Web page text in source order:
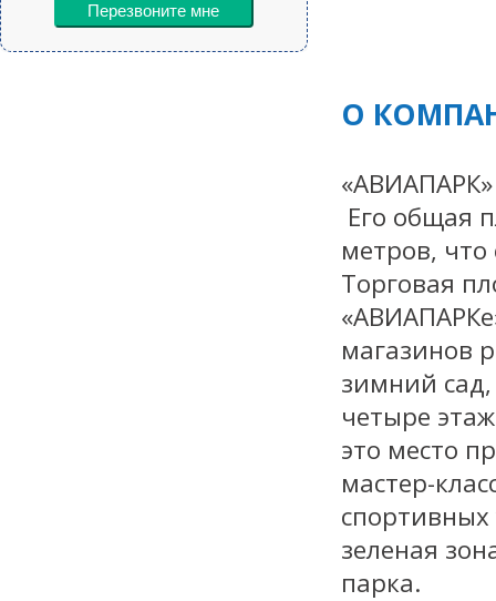
Перезвоните мне
О
Его общая
метров, что
Торговая
магазинов
зимний
четыре
это место
мастер-
зеленая
парка.